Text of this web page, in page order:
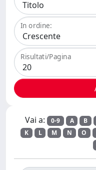
In ordine:
Risultati/Pagina
Vai a: 0-9 A B
K
L M N O